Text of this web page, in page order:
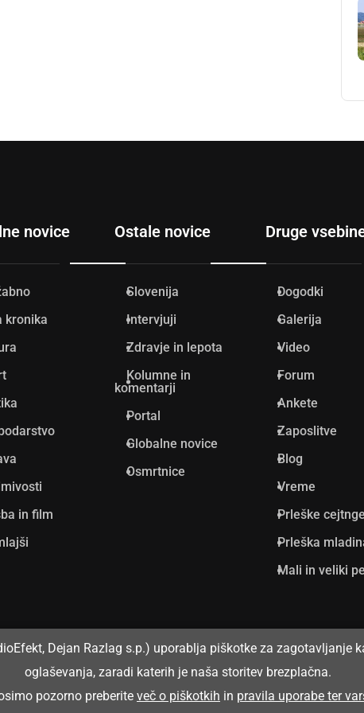
novice
kronika
in film
Ostale novice
Slovenija
Intervjuji
Zdravje in lepota
Kolumne in
komentarji
Portal
Globalne novice
Osmrtnice
Druge
Dogodki
Galerija
Video
Forum
Ankete
Zaposlitve
Blog
Vreme
Prleške cejtnge
Prleška
Mali in veliki
Dejan Razlag s.p.) uporablja piškotke za zagotavljanje
oglaševanja, zaradi katerih je naša storitev brezplačna.
pozorno preberite več o piškotkih in pravila uporabe ter